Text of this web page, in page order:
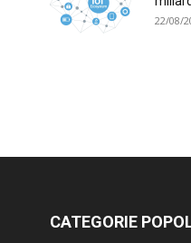
22/08/
CATEGORIE